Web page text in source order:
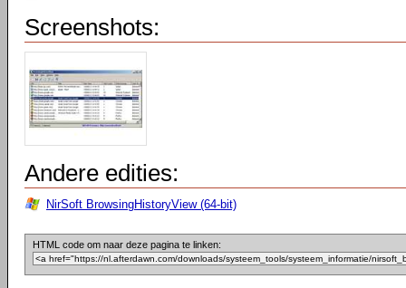
Screenshots:
Andere edities:
NirSoft BrowsingHistoryView (64-bit)
HTML code om naar deze pagina te linken: